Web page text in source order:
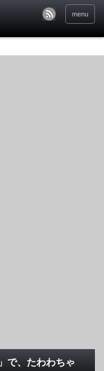
menu
で、たわわちゃ